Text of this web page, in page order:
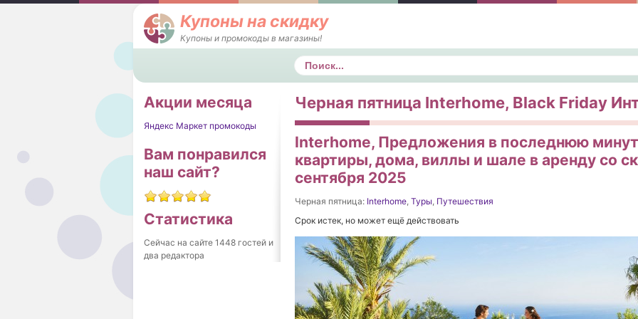
Купоны на скидку
Купоны и промокоды в магазины!
Поиск
Акции месяца
Яндекс Маркет промокоды
Вам понравился
наш сайт?
Статистика
Сейчас на сайте 1448 гостей и
два редактора
Черная пятница Interhome, Black Friday
Interhome, Предложения в последнюю
квартиры, дома, виллы и шале в аренду со
сентября 2025
Черная пятница: Interhome, Туры, Путешествия
Срок истек, но может ещё действовать